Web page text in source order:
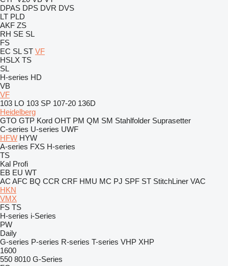
DPAS DPS DVR DVS
LT PLD
AKF ZS
RH SE SL
FS
EC SL ST VF
HSLX TS
SL
H-series HD
VB
VF
103 LO 103 SP 107-20 136D
Heidelberg
GTO GTP Kord OHT PM QM SM Stahlfolder Suprasetter
C-series U-series UWF
HFW HYW
A-series FXS H-series
TS
Kal Profi
EB EU WT
AC AFC BQ CCR CRF HMU MC PJ SPF ST StitchLiner VAC
HKN
VMX
FS TS
H-series i-Series
PW
Daily
G-series P-series R-series T-series VHP XHP
1600
550 8010 G-Series